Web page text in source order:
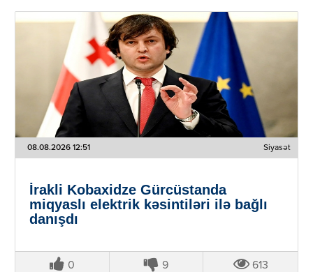
08.08.2026 12:51 Siyasət
İrakli Kobaxidze Gürcüstanda
miqyaslı elektrik kəsintiləri ilə bağlı
danışdı
0 9 613